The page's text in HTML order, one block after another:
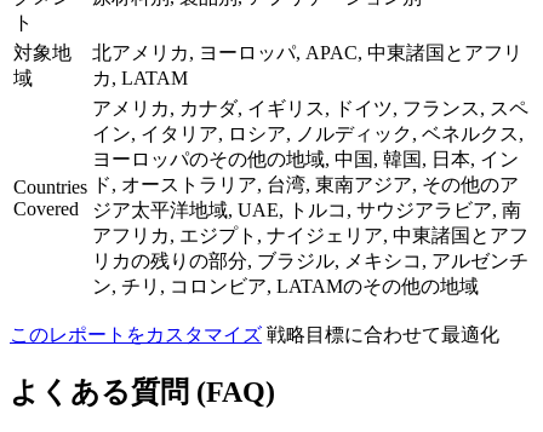
ト
対象地
域
北アメリカ, ヨーロッパ, APAC, 中東諸国とアフリ
カ, LATAM
Countries
Covered
アメリカ, カナダ, イギリス, ドイツ, フランス, スペ
イン, イタリア, ロシア, ノルディック, ベネルクス,
ヨーロッパのその他の地域, 中国, 韓国, 日本, イン
ド, オーストラリア, 台湾, 東南アジア, その他のア
ジア太平洋地域, UAE, トルコ, サウジアラビア, 南
アフリカ, エジプト, ナイジェリア, 中東諸国とアフ
リカの残りの部分, ブラジル, メキシコ, アルゼンチ
ン, チリ, コロンビア, LATAMのその他の地域
このレポートをカスタマイズ 戦略目標に合わせて最適化
よくある質問 (FAQ)